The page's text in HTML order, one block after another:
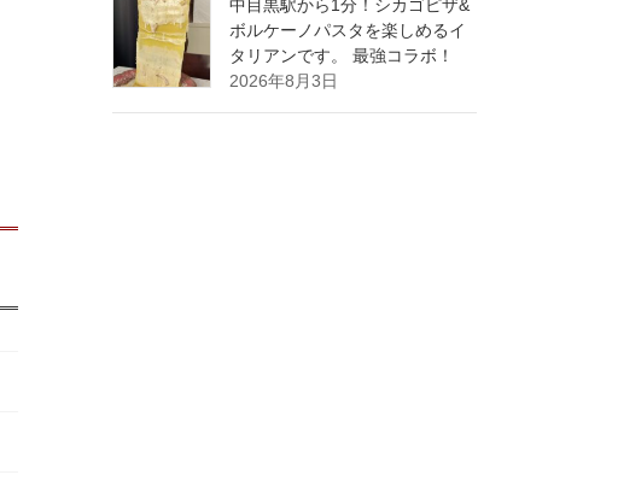
中目黒駅から1分！シカゴピザ&
ボルケーノパスタを楽しめるイ
タリアンです。 最強コラボ！
2026年8月3日